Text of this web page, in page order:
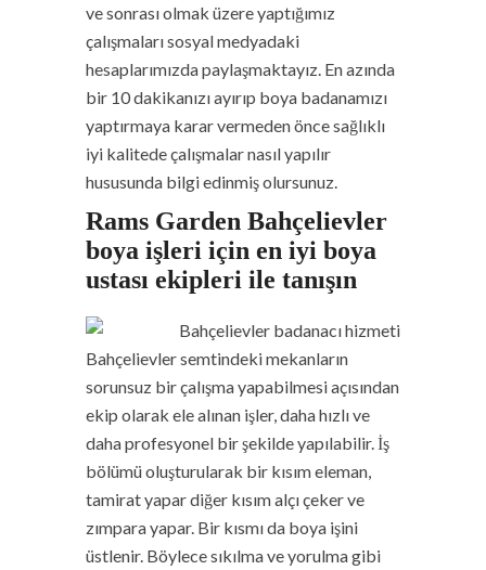
ve sonrası olmak üzere yaptığımız
çalışmaları sosyal medyadaki
hesaplarımızda paylaşmaktayız. En azında
bir 10 dakikanızı ayırıp boya badanamızı
yaptırmaya karar vermeden önce sağlıklı
iyi kalitede çalışmalar nasıl yapılır
hususunda bilgi edinmiş olursunuz.
Rams Garden Bahçelievler
boya işleri için en iyi boya
ustası ekipleri ile tanışın
Bahçelievlersemtindeki mekanların
sorunsuz bir çalışma yapabilmesi açısından
ekip olarak ele alınan işler, daha hızlı ve
daha profesyonel bir şekilde yapılabilir. İş
bölümü oluşturularak bir kısım eleman,
tamirat yapar diğer kısım alçı çeker ve
zımpara yapar. Bir kısmı da boya işini
üstlenir. Böylece sıkılma ve yorulma gibi